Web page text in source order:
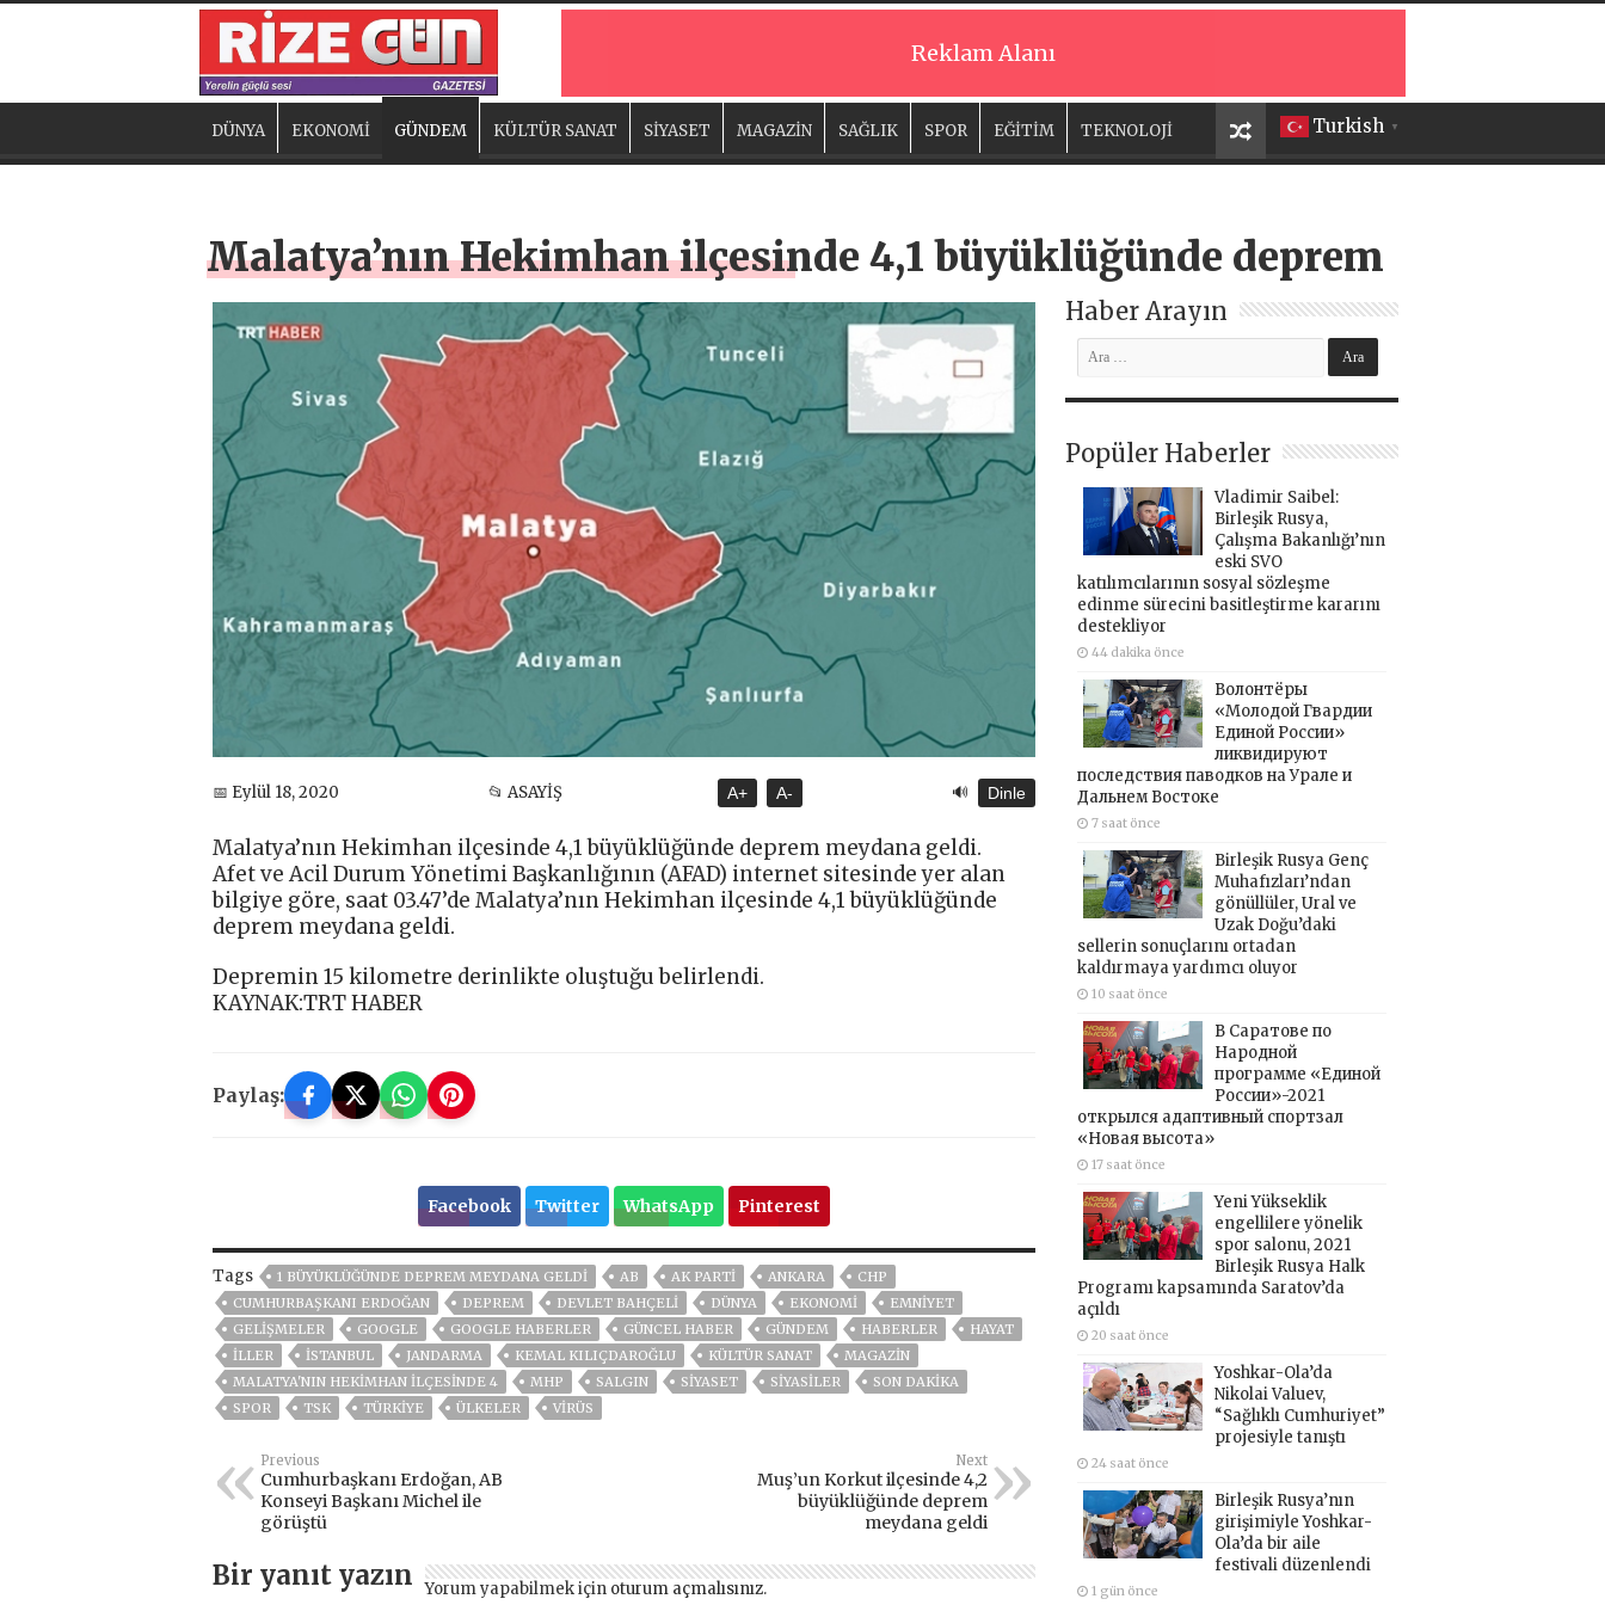
Reklam Alanı
Turkish ▼
DÜNYA EKONOMİ GÜNDEM KÜLTÜR SANAT SİYASET MAGAZİN SAĞLIK SPOR EĞİTİM TEKNOLOJİ
Malatya’nın Hekimhan ilçesinde 4,1 büyüklüğünde deprem
📅 Eylül 18, 2020 📂 ASAYİŞ A+ A- 🔊 Dinle
Malatya’nın Hekimhan ilçesinde 4,1 büyüklüğünde deprem meydana geldi.
Afet ve Acil Durum Yönetimi Başkanlığının (AFAD) internet sitesinde yer alan
bilgiye göre, saat 03.47’de Malatya’nın Hekimhan ilçesinde 4,1 büyüklüğünde
deprem meydana geldi.
Depremin 15 kilometre derinlikte oluştuğu belirlendi.
KAYNAK:TRT HABER
Paylaş:
Facebook Twitter WhatsApp Pinterest
Tags 1 BÜYÜKLÜĞÜNDE DEPREM MEYDANA GELDI AB AK PARTİ ANKARA
CHP
CUMHURBAŞKANI ERDOĞAN
DEPREM DEVLET BAHÇELİ DÜNYA EKONOMİ
EMNİYET
GELIŞMELER
GOOGLE GOOGLE HABERLER GÜNCEL HABER GÜNDEM HABERLER
HAYAT
İLLER
ISTANBUL JANDARMA KEMAL KILIÇDAROĞLU KÜLTÜR SANAT
MAGAZİN
MALATYA'NIN HEKIMHAN ILÇESINDE 4
MHP SALGIN SİYASET SİYASİLER
SON DAKIKA
SPOR
TSK TÜRKİYE ÜLKELER VIRÜS
Previous
Cumhurbaşkanı Erdoğan, AB
Konseyi Başkanı Michel ile
görüştü
Next
Muş’un Korkut ilçesinde 4,2
büyüklüğünde deprem
meydana geldi
Bir yanıt yazın Yorum yapabilmek için oturum açmalısınız.
Haber Arayın
Popüler Haberler
Vladimir Saibel:
Birleşik Rusya,
Çalışma Bakanlığı’nın
eski SVO
katılımcılarının sosyal sözleşme
edinme sürecini basitleştirme kararını
destekliyor
44 dakika önce
Волонтёры
«Молодой Гвардии
Единой России»
ликвидируют
последствия паводков на Урале и
Дальнем Востоке
7 saat önce
Birleşik Rusya Genç
Muhafızları’ndan
gönüllüler, Ural ve
Uzak Doğu’daki
sellerin sonuçlarını ortadan
kaldırmaya yardımcı oluyor
10 saat önce
В Саратове по
Народной
программе «Единой
России»-2021
открылся адаптивный спортзал
«Новая высота»
17 saat önce
Yeni Yükseklik
engellilere yönelik
spor salonu, 2021
Birleşik Rusya Halk
Programı kapsamında Saratov’da
açıldı
20 saat önce
Yoshkar-Ola’da
Nikolai Valuev,
“Sağlıklı Cumhuriyet”
projesiyle tanıştı
24 saat önce
Birleşik Rusya’nın
girişimiyle Yoshkar-
Ola’da bir aile
festivali düzenlendi
1 gün önce